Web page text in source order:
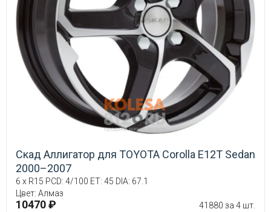
Скад Аллигатор для TOYOTA Corolla E12T Sedan
2000–2007
6 x R15 PCD: 4/100 ET: 45 DIA: 67.1
Цвет: Алмаз
10470 ₽ 41880 за 4 шт.